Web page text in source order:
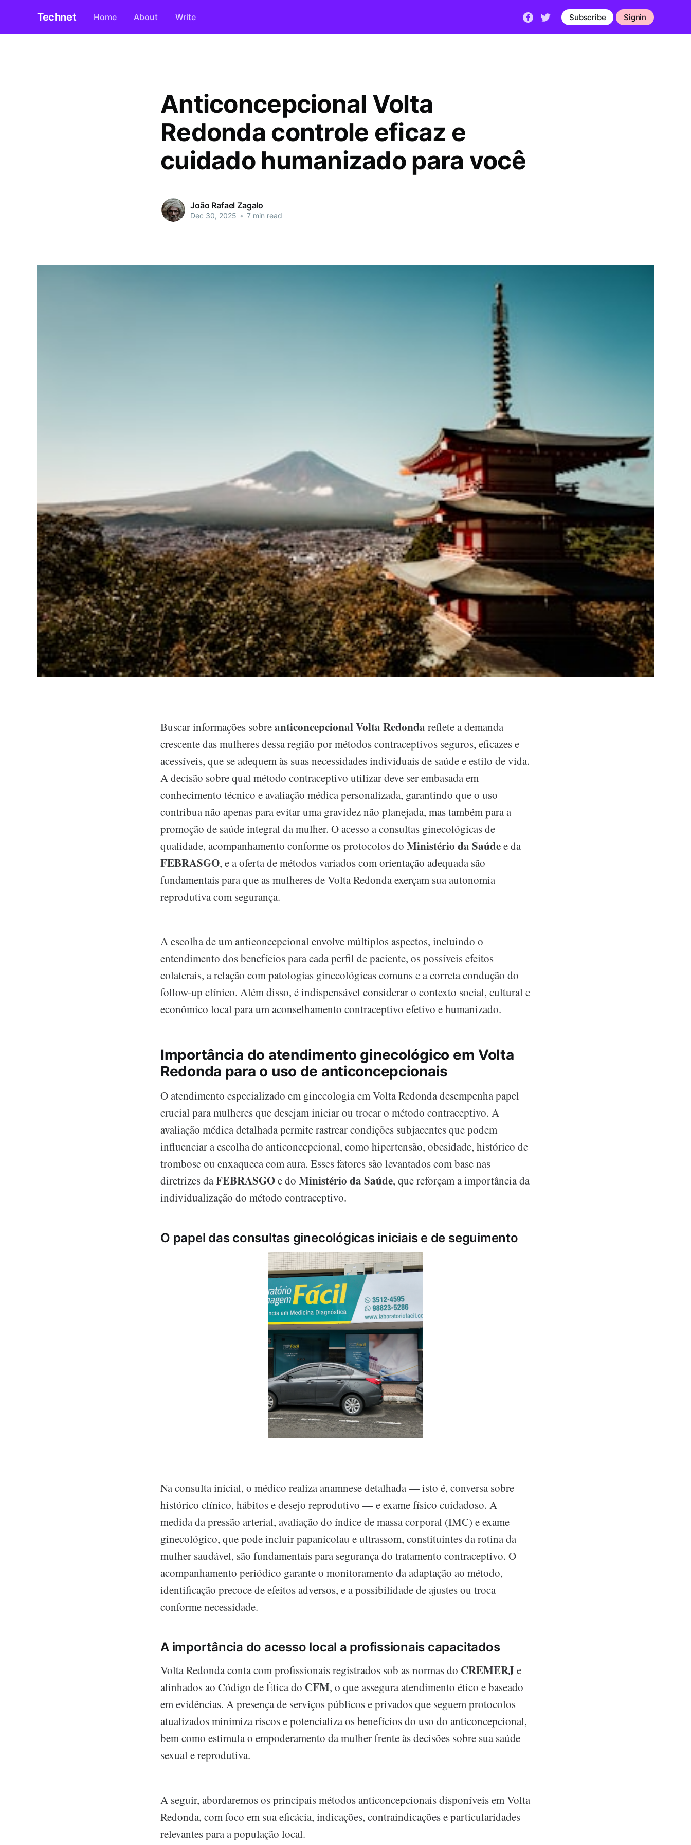
Technet Home About Write Subscribe Signin
Anticoncepcional Volta
Redonda controle eficaz e
cuidado humanizado para você
João Rafael Zagalo
Dec 30, 2025 • 7 min read
Buscar informações sobreanticoncepcional Volta Redonda reflete a demanda
crescente das mulheres dessa região por métodos contraceptivos seguros, eficazes e
acessíveis, que se adequem às suas necessidades individuais de saúde e estilo de vida.
A decisão sobre qual método contraceptivo utilizar deve ser embasada em
conhecimento técnico e avaliação médica personalizada, garantindo que o uso
contribua não apenas para evitar uma gravidez não planejada, mas também para a
promoção de saúde integral da mulher. O acesso a consultas ginecológicas de
qualidade, acompanhamento conforme os protocolos do Ministério da Saúdee da
FEBRASGO, e a oferta de métodos variados com orientação adequada são
fundamentais para que as mulheres de Volta Redonda exerçam sua autonomia
reprodutiva com segurança.
A escolha de um anticoncepcional envolve múltiplos aspectos, incluindo o
entendimento dos benefícios para cada perfil de paciente, os possíveis efeitos
colaterais, a relação com patologias ginecológicas comuns e a correta condução do
follow-up clínico. Além disso, é indispensável considerar o contexto social, cultural e
econômico local para um aconselhamento contraceptivo efetivo e humanizado.
Importância do atendimento ginecológico em Volta
Redonda para o uso de anticoncepcionais
O atendimento especializado em ginecologia em Volta Redonda desempenha papel
crucial para mulheres que desejam iniciar ou trocar o método contraceptivo. A
avaliação médica detalhada permite rastrear condições subjacentes que podem
influenciar a escolha do anticoncepcional, como hipertensão, obesidade, histórico de
trombose ou enxaqueca com aura. Esses fatores são levantados com base nas
diretrizes daFEBRASGOe do Ministério da Saúde, que reforçam a importância da
individualização do método contraceptivo.
O papel das consultas ginecológicas iniciais e de seguimento
Na consulta inicial, o médico realiza anamnese detalhada — isto é, conversa sobre
histórico clínico, hábitos e desejo reprodutivo — e exame físico cuidadoso. A
medida da pressão arterial, avaliação do índice de massa corporal (IMC) e exame
ginecológico, que pode incluir papanicolau e ultrassom, constituintes da rotina da
mulher saudável, são fundamentais para segurança do tratamento contraceptivo. O
acompanhamento periódico garante o monitoramento da adaptação ao método,
identificação precoce de efeitos adversos, e a possibilidade de ajustes ou troca
conforme necessidade.
A importância do acesso local a profissionais capacitados
Volta Redonda conta com profissionais registrados sob as normas do CREMERJ e
alinhados ao Código de Ética do CFM, o que assegura atendimento ético e baseado
em evidências. A presença de serviços públicos e privados que seguem protocolos
atualizados minimiza riscos e potencializa os benefícios do uso do anticoncepcional,
bem como estimula o empoderamento da mulher frente às decisões sobre sua saúde
sexual e reprodutiva.
A seguir, abordaremos os principais métodos anticoncepcionais disponíveis em Volta
Redonda, com foco em sua eficácia, indicações, contraindicações e particularidades
relevantes para a população local.